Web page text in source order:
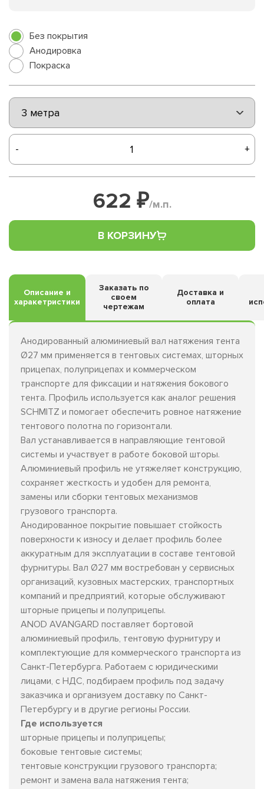
Без покрытия
Анодировка
Покраска
- +
622 ₽/м.п.
В КОРЗИНУ
Описание и
харакетристики
Заказать по
своем
чертежам
Доставка и
оплата
Анодированный алюминиевый вал натяжения тента
Ø27 мм применяется в тентовых системах, шторных
прицепах, полуприцепах и коммерческом
транспорте для фиксации и натяжения бокового
тента. Профиль используется как аналог решения
SCHMITZ и помогает обеспечить ровное натяжение
тентового полотна по горизонтали.
Вал устанавливается в направляющие тентовой
системы и участвует в работе боковой шторы.
Алюминиевый профиль не утяжеляет конструкцию,
сохраняет жесткость и удобен для ремонта,
замены или сборки тентовых механизмов
грузового транспорта.
Анодированное покрытие повышает стойкость
поверхности к износу и делает профиль более
аккуратным для эксплуатации в составе тентовой
фурнитуры. Вал Ø27 мм востребован у сервисных
организаций, кузовных мастерских, транспортных
компаний и предприятий, которые обслуживают
шторные прицепы и полуприцепы.
ANOD AVANGARD поставляет бортовой
алюминиевый профиль, тентовую фурнитуру и
комплектующие для коммерческого транспорта из
Санкт-Петербурга. Работаем с юридическими
лицами, с НДС, подбираем профиль под задачу
заказчика и организуем доставку по Санкт-
Петербургу и в другие регионы России.
Где используется
шторные прицепы и полуприцепы;
боковые тентовые системы;
тентовые конструкции грузового транспорта;
ремонт и замена вала натяжения тента;